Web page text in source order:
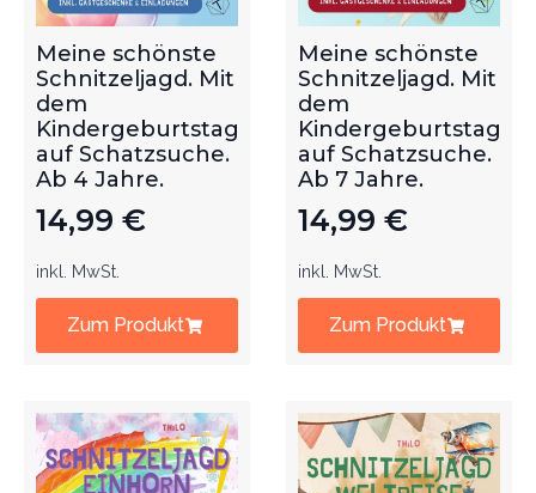
Meine schönste
Schnitzeljagd. Mit
dem
Kindergeburtstag
auf Schatzsuche.
Ab 4 Jahre.
14,99 €
inkl. MwSt.
Zum Produkt
Meine schönste
Schnitzeljagd. Mit
dem
Kindergeburtstag
auf Schatzsuche.
Ab 7 Jahre.
14,99 €
inkl. MwSt.
Zum Produkt